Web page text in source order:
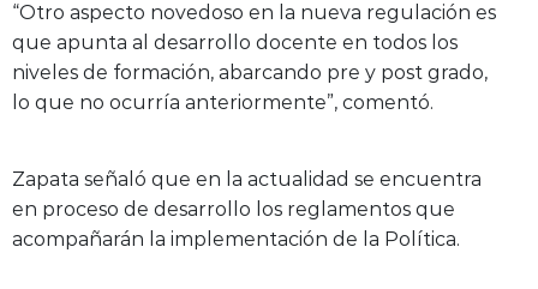
“Otro aspecto novedoso en la nueva regulación es
que apunta al desarrollo docente en todos los
niveles de formación, abarcando pre y post grado,
lo que no ocurría anteriormente”, comentó.
Zapata señaló que en la actualidad se encuentra
en proceso de desarrollo los reglamentos que
acompañarán la implementación de la Política.